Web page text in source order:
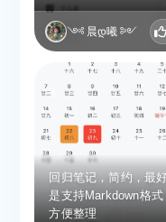
༺ 晨დ曦 ༻
回归笔记，简约，最
是支持Markdown格式
方便整理